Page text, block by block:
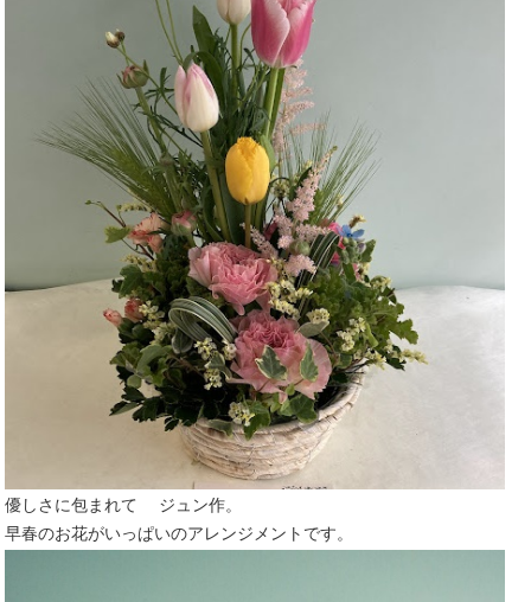
優しさに包まれて
ジュン作。
早春のお花がいっぱいのアレンジメントです。